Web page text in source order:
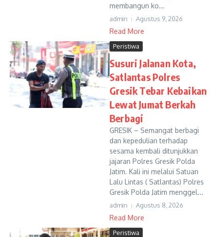
membangun ko...
admin Agustus 9, 2026
Read More
Peristiwa
Susuri Jalanan Kota,
Satlantas Polres
Gresik Tebar Kebaikan
Lewat Jumat Berkah
Berbagi
GRESIK – Semangat berbagi
dan kepedulian terhadap
sesama kembali ditunjukkan
jajaran Polres Gresik Polda
Jatim. Kali ini melalui Satuan
Lalu Lintas ( Satlantas) Polres
Gresik Polda Jatim menggel...
admin Agustus 8, 2026
Read More
Peristiwa